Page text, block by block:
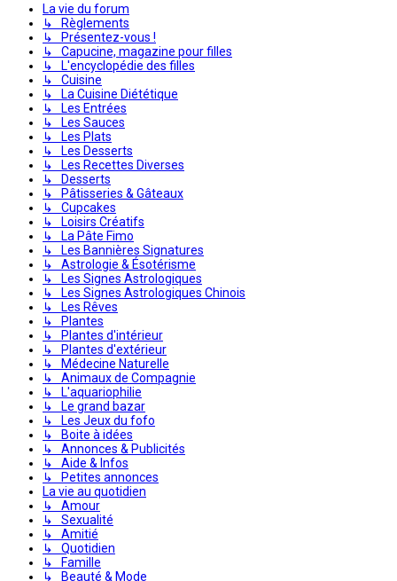
La vie du forum
↳ Règlements
↳ Présentez-vous !
↳ Capucine, magazine pour filles
↳ L'encyclopédie des filles
↳ Cuisine
↳ La Cuisine Diététique
↳ Les Entrées
↳ Les Sauces
↳ Les Plats
↳ Les Desserts
↳ Les Recettes Diverses
↳ Desserts
↳ Pâtisseries & Gâteaux
↳ Cupcakes
↳ Loisirs Créatifs
↳ La Pâte Fimo
↳ Les Bannières Signatures
↳ Astrologie & Ésotérisme
↳ Les Signes Astrologiques
↳ Les Signes Astrologiques Chinois
↳ Les Rêves
↳ Plantes
↳ Plantes d'intérieur
↳ Plantes d'extérieur
↳ Médecine Naturelle
↳ Animaux de Compagnie
↳ L'aquariophilie
↳ Le grand bazar
↳ Les Jeux du fofo
↳ Boite à idées
↳ Annonces & Publicités
↳ Aide & Infos
↳ Petites annonces
La vie au quotidien
↳ Amour
↳ Sexualité
↳ Amitié
↳ Quotidien
↳ Famille
↳ Beauté & Mode